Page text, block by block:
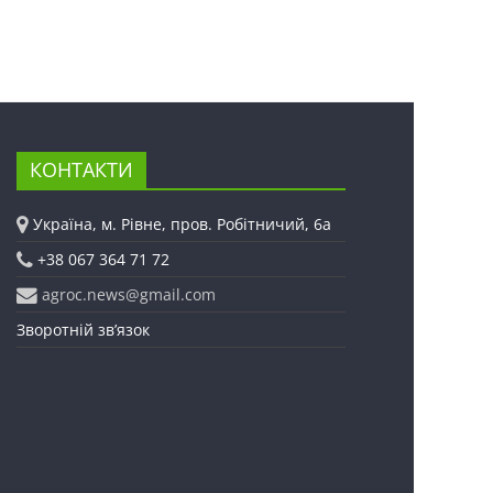
КОНТАКТИ
Україна, м. Рівне, пров. Робітничий, 6а
+38 067 364 71 72
agroc.news@gmail.com
Зворотній зв’язок